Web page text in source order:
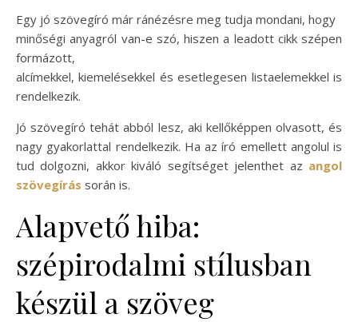
Egy jó szövegíró már ránézésre meg tudja mondani, hogy
minőségi anyagról van-e szó, hiszen a leadott cikk szépen
formázott,
alcímekkel, kiemelésekkel és esetlegesen listaelemekkel is
rendelkezik.
Jó szövegíró tehát abból lesz, aki kellőképpen olvasott, és
nagy gyakorlattal rendelkezik. Ha az író emellett angolul is
tud dolgozni, akkor kiváló segítséget jelenthet az angol
szövegírás során is.
Alapvető hiba:
szépirodalmi stílusban
készül a szöveg